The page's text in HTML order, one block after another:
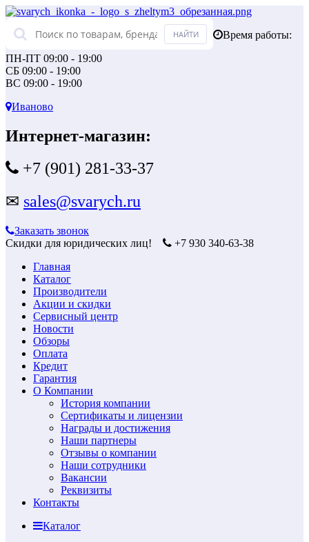
Время работы:
ПН-ПТ 09:00 - 19:00
СБ 09:00 - 19:00
ВС 09:00 - 19:00
Иваново
Интернет-магазин:
+7 (901) 281-33-37
✉ sales@svarych.ru
Заказать звонок
Скидки для юридических лиц!
+7 930 340-63-38
Главная
Каталог
Производители
Акции и скидки
Сервисный центр
Новости
Обзоры
Оплата
Кредит
Гарантия
О Компании
История компании
Сертификаты и лицензии
Награды и достижения
Наши партнеры
Отзывы о компании
Наши сотрудники
Вакансии
Реквизиты
Контакты
Каталог